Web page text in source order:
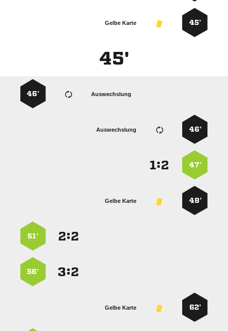
45’
Gelbe Karte
45'
Auswechslung
46’
46’
Auswechslung
47’
:
48’
Gelbe Karte
:
51’
:
56’
62’
Gelbe Karte